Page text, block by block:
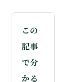
この
記事
で分
かる